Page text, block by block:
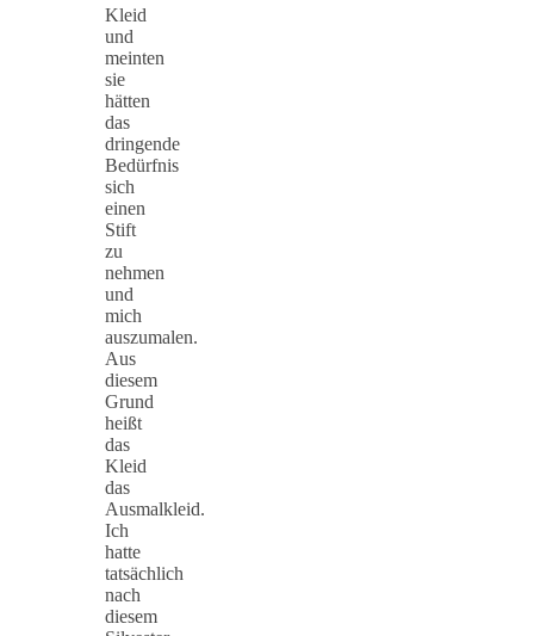
Kleid
und
meinten
sie
hätten
das
dringende
Bedürfnis
sich
einen
Stift
zu
nehmen
und
mich
auszumalen.
Aus
diesem
Grund
heißt
das
Kleid
das
Ausmalkleid.
Ich
hatte
tatsächlich
nach
diesem